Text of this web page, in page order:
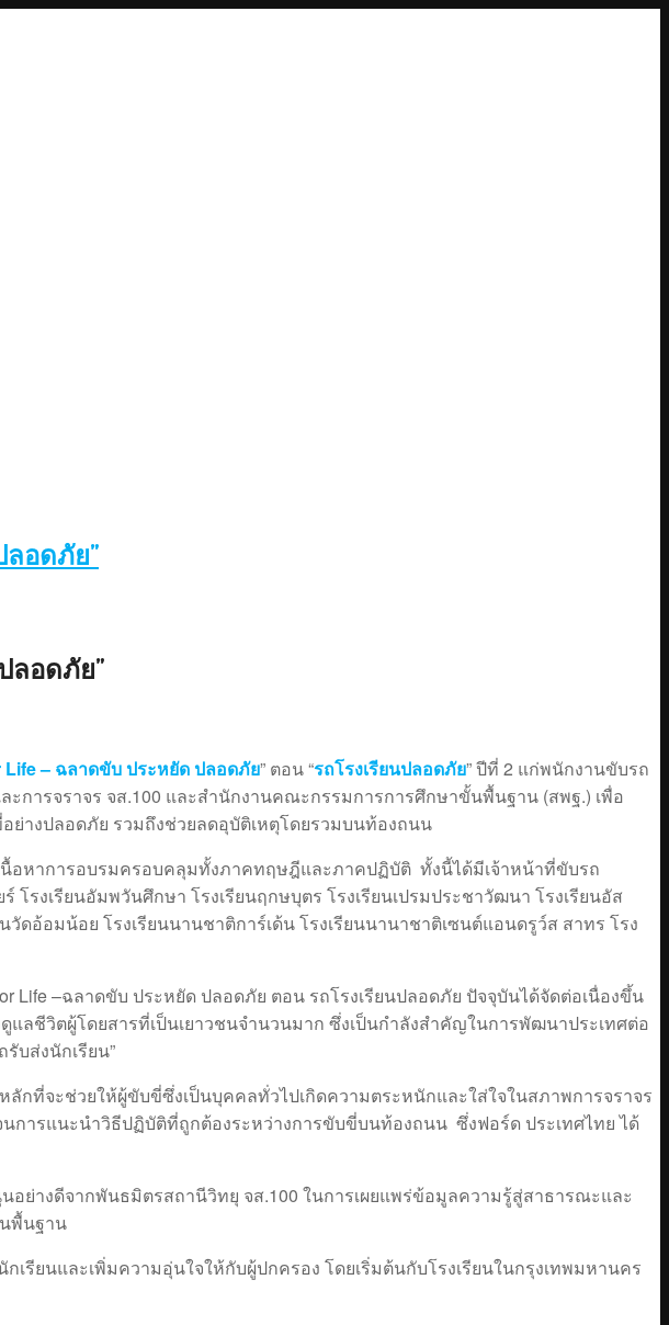
ลอดภัย”
ลอดภัย”
– ฉลาดขับ ประหยัด ปลอดภัย” ตอน “รถโรงเรียนปลอดภัย” ปีที่ 2 แก่พนักงานขับรถ
การจราจร จส.100 และสำนักงานคณะกรรมการการศึกษาขั้นพื้นฐาน (สพฐ.) เพื่อ
ย่างปลอดภัย รวมถึงช่วยลดอุบัติเหตุโดยรวมบนท้องถนน
นื้อหาการอบรมครอบคลุมทั้งภาคทฤษฎีและภาคปฏิบัติ ทั้งนี้ได้มีเจ้าหน้าที่ขับรถ
โรงเรียนอัมพวันศึกษา โรงเรียนฤกษบุตร โรงเรียนเปรมประชาวัฒนา โรงเรียนอัส
ดอ้อมน้อย โรงเรียนนานชาติการ์เด้น โรงเรียนนานาชาติเซนต์แอนดรูว์ส สาทร โรง
Life –ฉลาดขับ ประหยัด ปลอดภัย ตอน รถโรงเรียนปลอดภัย ปัจจุบันได้จัดต่อเนื่องขึ้น
ชีวิตผู้โดยสารที่เป็นเยาวชนจำนวนมาก ซึ่งเป็นกำลังสำคัญในการพัฒนาประเทศต่อ
บส่งนักเรียน”
กที่จะช่วยให้ผู้ขับขี่ซึ่งเป็นบุคคลทั่วไปเกิดความตระหนักและใส่ใจในสภาพการจราจร
การแนะนำวิธีปฏิบัติที่ถูกต้องระหว่างการขับขี่บนท้องถนน ซึ่งฟอร์ด ประเทศไทย ได้
อย่างดีจากพันธมิตรสถานีวิทยุ จส.100 ในการเผยแพร่ข้อมูลความรู้สู่สาธารณะและ
พื้นฐาน
เรียนและเพิ่มความอุ่นใจให้กับผู้ปกครอง โดยเริ่มต้นกับโรงเรียนในกรุงเทพมหานคร